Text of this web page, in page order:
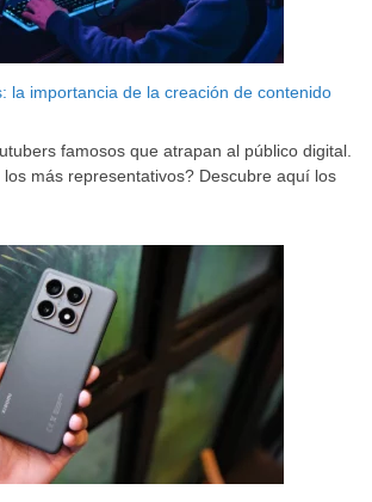
la importancia de la creación de contenido
famosos que atrapan al público digital.
más representativos? Descubre aquí los